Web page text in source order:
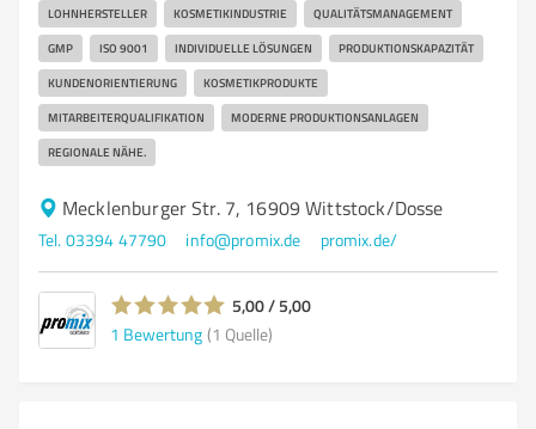
LOHNHERSTELLER KOSMETIKINDUSTRIE QUALITÄTSMANAGEMENT
GMP ISO 9001 INDIVIDUELLE LÖSUNGEN PRODUKTIONSKAPAZITÄT
KUNDENORIENTIERUNG KOSMETIKPRODUKTE
MITARBEITERQUALIFIKATION MODERNE PRODUKTIONSANLAGEN
REGIONALE NÄHE.
Mecklenburger Str. 7, 16909 Wittstock/Dosse
Tel. 03394 47790 info@promix.de promix.de/
5,00 / 5,00
1 Bewertung (1 Quelle)